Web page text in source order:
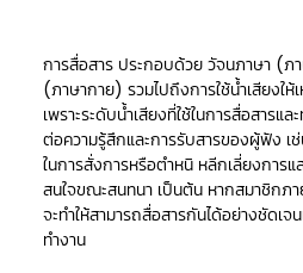
การสื่อสาร ประกอบด้วย วัจนภาษา (ภ
(ภาษากาย) รวมไปถึงการใช้น้ำเสียงใ
เพราะระดับน้ำเสียงที่ใช้ในการสื่อสารแ
ต่อความรู้สึกและการรับสารของผู้ฟัง เ
ในการสั่งการหรือตำหนิ หลีกเลี่ยงการ
สนใจขณะสนทนา เป็นต้น หากสมาชิกภ
จะทำให้สามารถสื่อสารกันได้อย่างชัดเจ
ทำงาน